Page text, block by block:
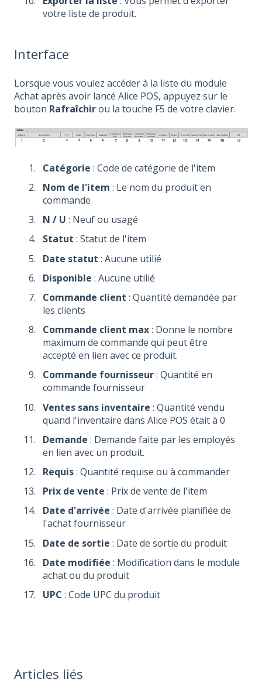
votre liste de produit.
Interface
Lorsque vous voulez accéder à la liste du module
Achat après avoir lancé Alice POS, appuyez sur le
bouton Rafraîchirou la touche F5 de votre clavier.
Catégorie : Code de catégorie de l'item
Nom de l'item : Le nom du produit en
commande
N / U : Neuf ou usagé
Statut : Statut de l'item
Date statut : Aucune utilié
Disponible : Aucune utilié
Commande client : Quantité demandée par
les clients
Commande client max: Donne le nombre
maximum de commande qui peut être
accepté en lien avec ce produit.
Commande fournisseur: Quantité en
commande fournisseur
Ventes sans inventaire : Quantité vendu
quand l'inventaire dans Alice POS était à 0
Demande : Demande faite par les employés
en lien avec un produit.
Requis: Quantité requise ou à commander
Prix de vente : Prix de vente de l'item
Date d'arrivée : Date d'arrivée planifiée de
l'achat fournisseur
Date de sortie : Date de sortie du produit
Date modifiée : Modification dans le module
achat ou du produit
UPC : Code UPC du produit
Articles liés